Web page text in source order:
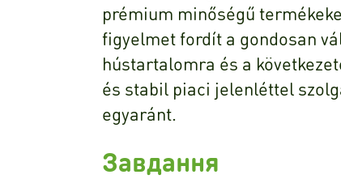
prémium minőségű
figyelmet fordít a gondosan
hústartalomra és a
és stabil piaci jelenléttel
egyaránt.
Завдання